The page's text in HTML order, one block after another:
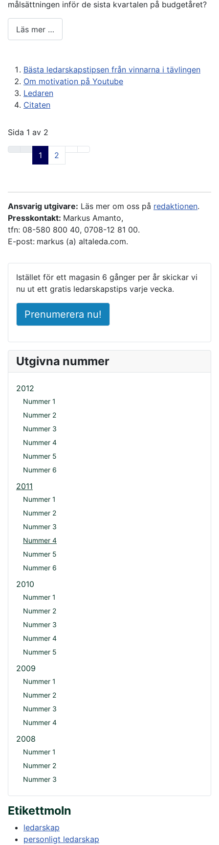
målsättningen inför de sista kvartalen på budgetåret?
Läs mer …
Bästa ledarskapstipsen från vinnarna i tävlingen
Om motivation på Youtube
Ledaren
Citaten
Sida 1 av 2
1 2
Ansvarig utgivare: Läs mer om oss på redaktionen.
Presskontakt: Markus Amanto,
tfn: 08-580 800 40, 0708-12 81 00.
E-post: markus (a) altaleda.com.
Istället för ett magasin 6 gånger per år skickar vi
nu ut ett gratis ledarskapstips varje vecka.
Prenumerera nu!
Utgivna nummer
2012
Nummer 1
Nummer 2
Nummer 3
Nummer 4
Nummer 5
Nummer 6
2011
Nummer 1
Nummer 2
Nummer 3
Nummer 4
Nummer 5
Nummer 6
2010
Nummer 1
Nummer 2
Nummer 3
Nummer 4
Nummer 5
2009
Nummer 1
Nummer 2
Nummer 3
Nummer 4
2008
Nummer 1
Nummer 2
Nummer 3
Etikettmoln
ledarskap
personligt ledarskap